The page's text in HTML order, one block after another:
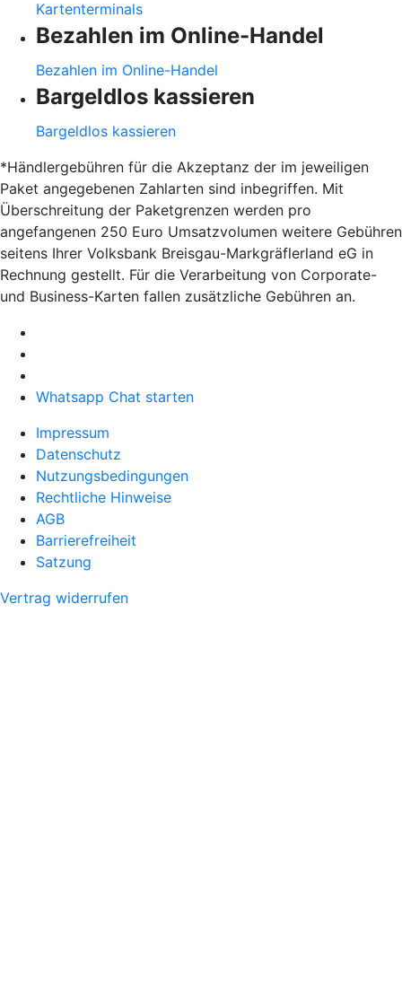
Kartenterminals
Bezahlen im Online-Handel
Bezahlen im Online-Handel
Bargeldlos kassieren
Bargeldlos kassieren
*Händlergebühren für die Akzeptanz der im jeweiligen
Paket angegebenen Zahlarten sind inbegriffen. Mit
Überschreitung der Paketgrenzen werden pro
angefangenen 250 Euro Umsatzvolumen weitere Gebühren
seitens Ihrer Volksbank Breisgau-Markgräflerland eG in
Rechnung gestellt. Für die Verarbeitung von Corporate-
und Business-Karten fallen zusätzliche Gebühren an.
Whatsapp Chat starten
Impressum
Datenschutz
Nutzungsbedingungen
Rechtliche Hinweise
AGB
Barrierefreiheit
Satzung
Vertrag widerrufen